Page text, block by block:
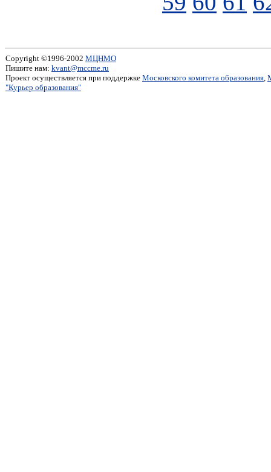
Copyright ©1996-2002 МЦНМО
Пишите нам: kvant@mccme.ru
Проект осуществляется при поддержке Московского комитета образования,
"Курьер образования"